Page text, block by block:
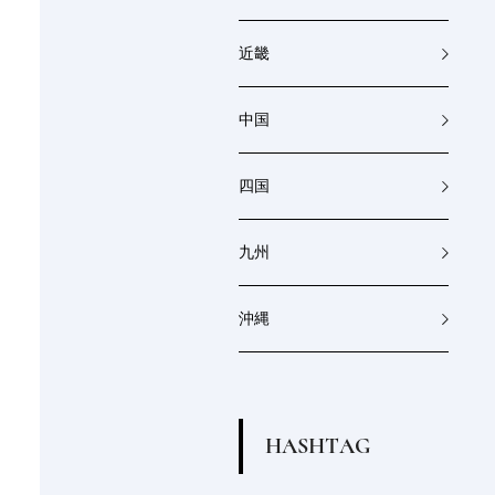
近畿
中国
四国
九州
沖縄
HASHTAG